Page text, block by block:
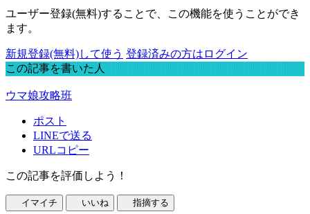
ユーザー登録(無料)することで、この機能を使うことができ
ます。
新規登録(無料)して使う 登録済みの方はログイン
この記事を書いた人
ウマ娘攻略班
ポスト
LINEで送る
URLコピー
この記事を評価しよう！
イマイチ いいね 指摘する